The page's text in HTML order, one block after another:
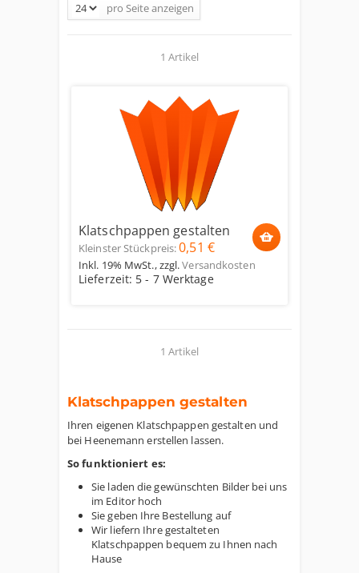
pro Seiteanzeigen
1 Artikel
Klatschpappen gestalten
Kleinster Stückpreis:0,51 €
Inkl. 19% MwSt.,zzgl.Versandkosten
Lieferzeit: 5 - 7 Werktage
1 Artikel
Klatschpappen gestalten
Ihren eigenen Klatschpappen gestalten und
bei Heenemann erstellen lassen.
So funktioniert es:
Sie laden die gewünschten Bilder bei uns
im Editor hoch
Sie geben Ihre Bestellung auf
Wir liefern Ihre gestalteten
Klatschpappen bequem zu Ihnen nach
Hause